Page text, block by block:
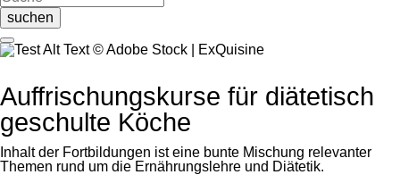
suchen
© Adobe Stock | ExQuisine
Auffrischungskurse für diätetisch
geschulte Köche
Inhalt der Fortbildungen ist eine bunte Mischung relevanter
Themen rund um die Ernährungslehre und Diätetik.